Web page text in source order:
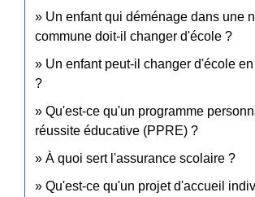
Un enfant qui déménage dans une
commune doit-il changer d'école ?
Un enfant peut-il changer d'école
?
Qu'est-ce qu'un programme
réussite éducative (PPRE) ?
À quoi sert l'assurance scolaire ?
Qu'est-ce qu'un projet d'accueil